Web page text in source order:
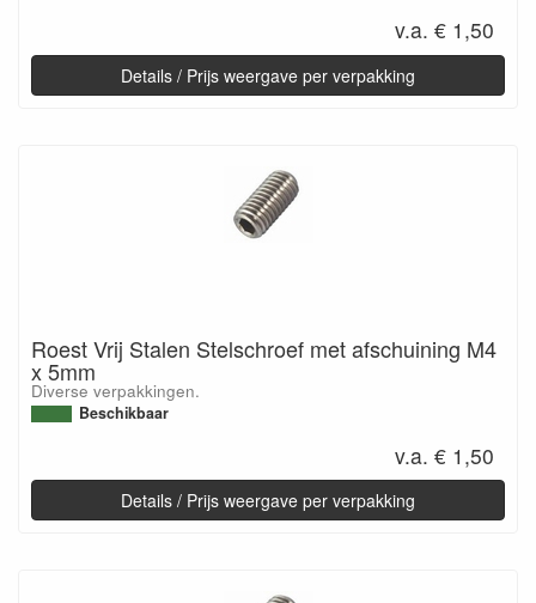
v.a. € 1,50
Details / Prijs weergave per verpakking
Roest Vrij Stalen Stelschroef met afschuining M4
x 5mm
Diverse verpakkingen.
Beschikbaar
v.a. € 1,50
Details / Prijs weergave per verpakking